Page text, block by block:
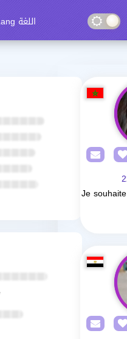
Lang اللغة
Je souhaite